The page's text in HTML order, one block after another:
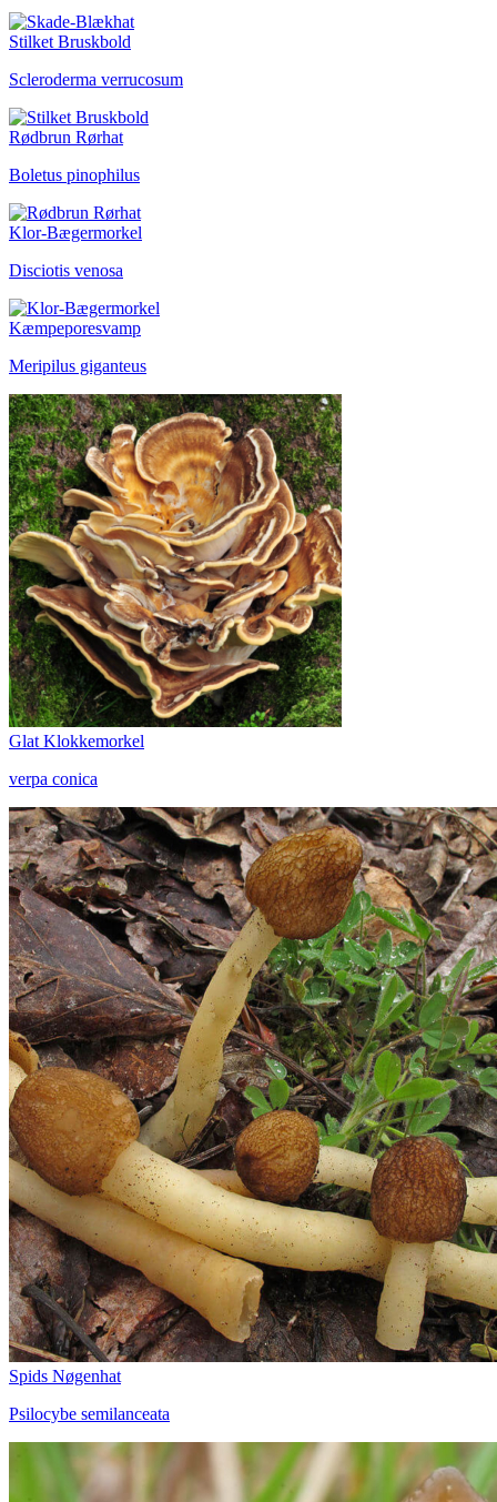
Stilket Bruskbold
Scleroderma verrucosum
Rødbrun Rørhat
Boletus pinophilus
Klor-Bægermorkel
Disciotis venosa
Kæmpeporesvamp
Meripilus giganteus
Glat Klokkemorkel
verpa conica
Spids Nøgenhat
Psilocybe semilanceata